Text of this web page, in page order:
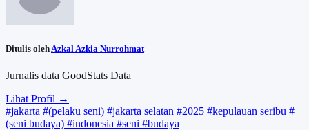
Ditulis oleh Azkal Azkia Nurrohmat
Jurnalis data GoodStats Data
Lihat Profil →
#jakarta #(pelaku seni) #jakarta selatan #2025 #kepulauan seribu #
(seni budaya) #indonesia #seni #budaya